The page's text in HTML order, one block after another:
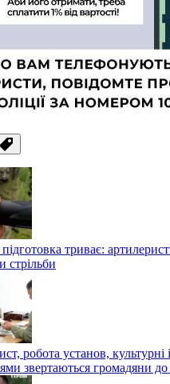
Теги
триває:
стрільби
робота установ, культурні
звертаються громадяни